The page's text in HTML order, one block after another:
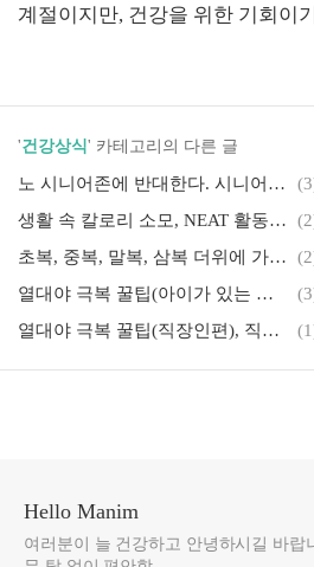
계절이지만, 건강을 위한 기회이
'건강상식' 카테고리의 다른 글
노 시니어존에 반대한다. 시니어만 환영하는 전국 운동시설 어디?
생활 속 칼로리 소모, NEAT 활동 모음
초복, 중복, 말복, 삼복 더위에 가정에서 쉽게 만드는 보양식 레시피
열대야 극복 꿀팁(아이가 있는 가정편), 아이와 함께 열대야 극복하기
열대야 극복 꿀팁(직장인편), 직장인 열대야 대처법
Hello Manim
여러분이 늘 건강하고 안녕하시길 바랍